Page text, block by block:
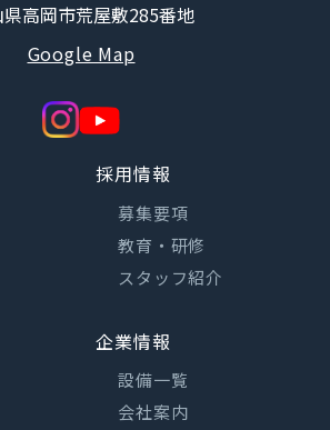
県高岡市荒屋敷285番地
Google Map
採用情報
募集要項
教育・研修
スタッフ紹介
企業情報
設備一覧
会社案内